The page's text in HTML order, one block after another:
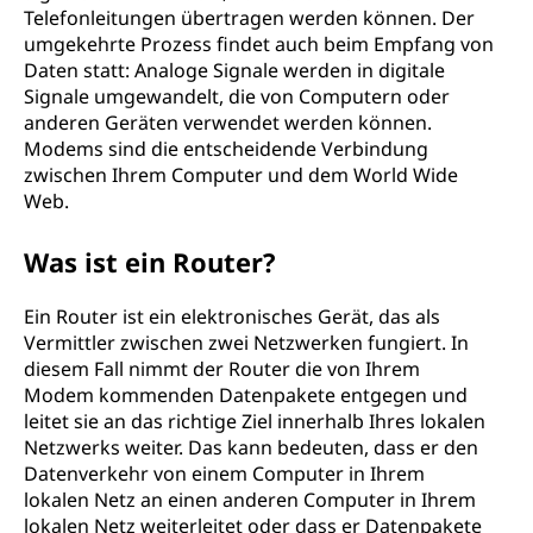
Telefonleitungen übertragen werden können. Der
umgekehrte Prozess findet auch beim Empfang von
Daten statt: Analoge Signale werden in digitale
Signale umgewandelt, die von Computern oder
anderen Geräten verwendet werden können.
Modems sind die entscheidende Verbindung
zwischen Ihrem Computer und dem World Wide
Web.
Was ist ein Router?
Ein Router ist ein elektronisches Gerät, das als
Vermittler zwischen zwei Netzwerken fungiert. In
diesem Fall nimmt der Router die von Ihrem
Modem kommenden Datenpakete entgegen und
leitet sie an das richtige Ziel innerhalb Ihres lokalen
Netzwerks weiter. Das kann bedeuten, dass er den
Datenverkehr von einem Computer in Ihrem
lokalen Netz an einen anderen Computer in Ihrem
lokalen Netz weiterleitet oder dass er Datenpakete